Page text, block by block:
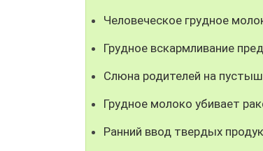
Человеческое грудное
Грудное вскармливание
Слюна родителей на
Грудное молоко убивает
Ранний ввод твердых